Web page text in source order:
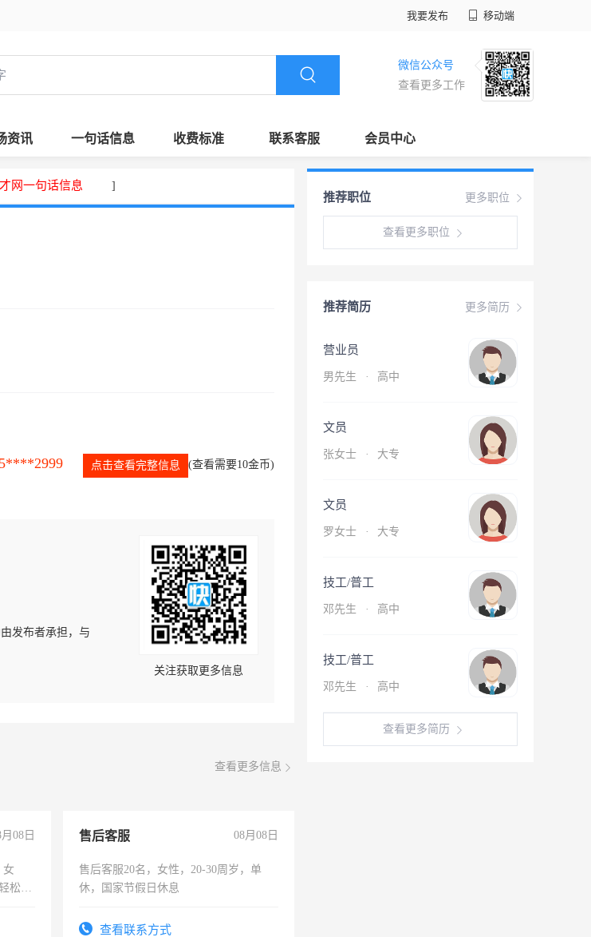
我要发布 移动端
微信公众号
查看更多工作
资讯 一句话信息 收费标准 联系客服 会员中心
网一句话信息 ]
点击查看完整信息 (查看需要10金币)
发布者承担，与
关注获取更多信息
查看更多信息
08日
女
松，
售后客服 08月08日
售后客服20名，女性，20-30周岁，单
休，国家节假日休息
查看联系方式
更多职位
推荐职位
查看更多职位
更多简历
推荐简历
营业员
男先生 · 高中
文员
张女士 · 大专
文员
罗女士 · 大专
技工/普工
邓先生 · 高中
技工/普工
邓先生 · 高中
查看更多简历